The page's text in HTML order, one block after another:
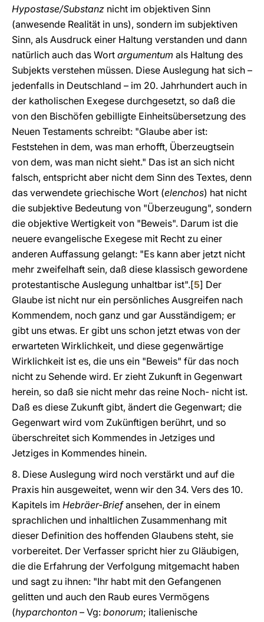
Hypostase/Substanz nicht im objektiven Sinn
(anwesende Realität in uns), sondern im subjektiven
Sinn, als Ausdruck einer Haltung verstanden und dann
natürlich auch das Wort argumentum als Haltung des
Subjekts verstehen müssen. Diese Auslegung hat sich –
jedenfalls in Deutschland – im 20. Jahrhundert auch in
der katholischen Exegese durchgesetzt, so daß die
von den Bischöfen gebilligte Einheitsübersetzung des
Neuen Testaments schreibt: "Glaube aber ist:
Feststehen in dem, was man erhofft, Überzeugtsein
von dem, was man nicht sieht." Das ist an sich nicht
falsch, entspricht aber nicht dem Sinn des Textes, denn
das verwendete griechische Wort (elenchos) hat nicht
die subjektive Bedeutung von "Überzeugung", sondern
die objektive Wertigkeit von "Beweis". Darum ist die
neuere evangelische Exegese mit Recht zu einer
anderen Auffassung gelangt: "Es kann aber jetzt nicht
mehr zweifelhaft sein, daß diese klassisch gewordene
protestantische Auslegung unhaltbar ist".[5] Der
Glaube ist nicht nur ein persönliches Ausgreifen nach
Kommendem, noch ganz und gar Ausständigem; er
gibt uns etwas. Er gibt uns schon jetzt etwas von der
erwarteten Wirklichkeit, und diese gegenwärtige
Wirklichkeit ist es, die uns ein "Beweis" für das noch
nicht zu Sehende wird. Er zieht Zukunft in Gegenwart
herein, so daß sie nicht mehr das reine Noch- nicht ist.
Daß es diese Zukunft gibt, ändert die Gegenwart; die
Gegenwart wird vom Zukünftigen berührt, und so
überschreitet sich Kommendes in Jetziges und
Jetziges in Kommendes hinein.
8. Diese Auslegung wird noch verstärkt und auf die
Praxis hin ausgeweitet, wenn wir den 34. Vers des 10.
Kapitels im Hebräer-Briefansehen, der in einem
sprachlichen und inhaltlichen Zusammenhang mit
dieser Definition des hoffenden Glaubens steht, sie
vorbereitet. Der Verfasser spricht hier zu Gläubigen,
die die Erfahrung der Verfolgung mitgemacht haben
und sagt zu ihnen: "Ihr habt mit den Gefangenen
gelitten und auch den Raub eures Vermögens
(hyparchonton – Vg: bonorum; italienische